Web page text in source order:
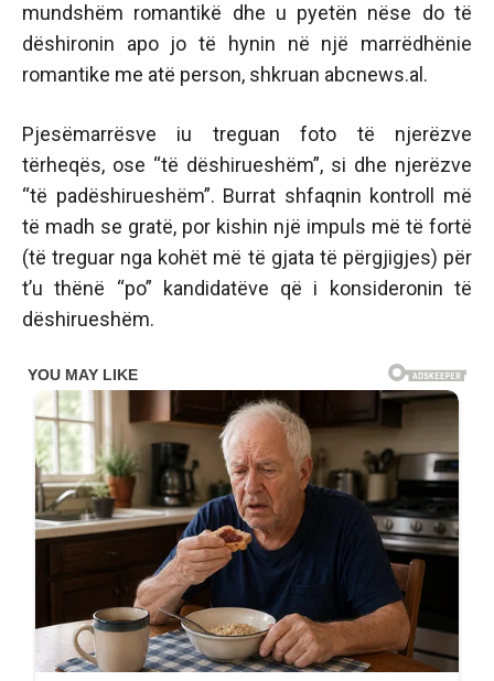
mundshëm romantikë dhe u pyetën nëse do të
dëshironin apo jo të hynin në një marrëdhënie
romantike me atë person, shkruan abcnews.al.
Pjesëmarrësve iu treguan foto të njerëzve
tërheqës, ose “të dëshirueshëm”, si dhe njerëzve
“të padëshirueshëm”. Burrat shfaqnin kontroll më
të madh se gratë, por kishin një impuls më të fortë
(të treguar nga kohët më të gjata të përgjigjes) për
t’u thënë “po” kandidatëve që i konsideronin të
dëshirueshëm.